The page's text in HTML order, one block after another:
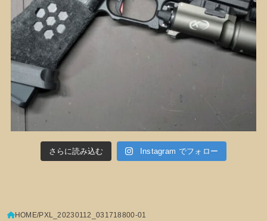
さらに読み込む Instagram でフォロー
HOME PXL_20230112_031718800-01